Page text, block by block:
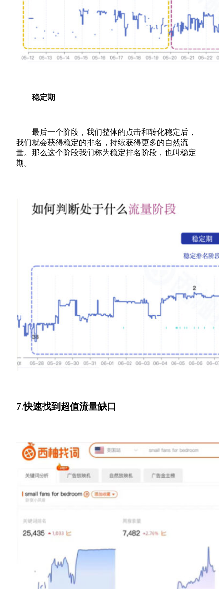
稳定期
最后一个阶段，我们整体的点击和转化稳定后，
我们就会获得稳定的排名，持续获得更多的自然流
量。那么这个阶段我们称为稳定排名阶段，也叫稳定
期。
7.快速找到超值流量缺口